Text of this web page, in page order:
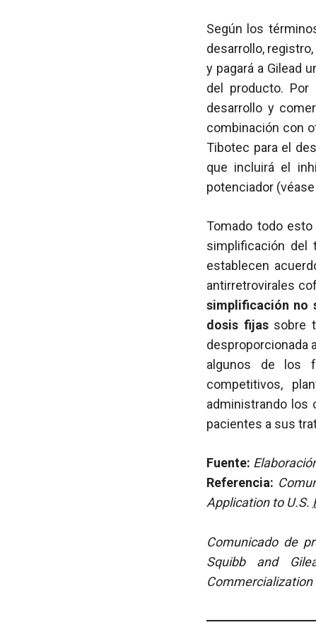
Según los
desarrollo,
y pagará a Gilead
del producto. Por
desarrollo y
combinación con
Tibotec para el
que incluirá el
potenciador (véase
Tomado todo
simplificación del
establecen
antirretrovirales
simplificación no
dosis fijas sobre
desproporcionada
algunos de los
competitivos,
administrando los
pacientes a sus
Fuente:
Referencia:
Application to U.S.
Comunicado de
Squibb and
Commercialization